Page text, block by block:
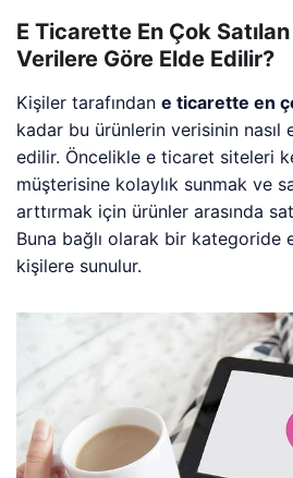
E Ticarette En Çok
Verilere Göre Elde Edilir?
Kişiler tarafındane ticarette en
kadar bu ürünlerin verisinin nasıl
edilir. Öncelikle e ticaret siteleri
müşterisine kolaylık sunmak ve
arttırmak için ürünler arasında
Buna bağlı olarak bir kategoride
kişilere sunulur.